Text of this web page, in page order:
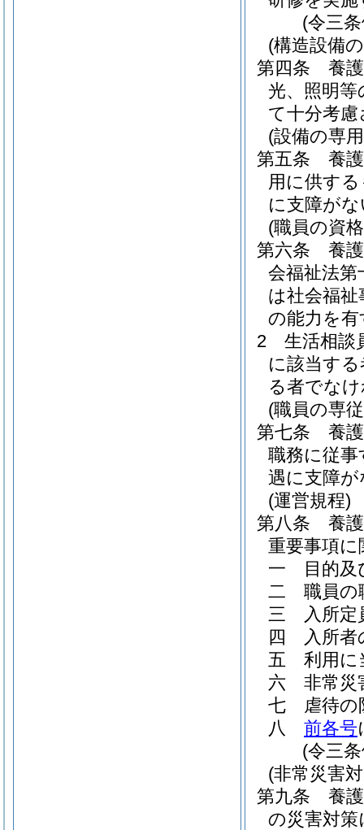
(令三
(構造設備
第四条
養
光、照明
て十分考
(設備の専
第五条
養
用に供す
に支障が
(職員の資
第六条
養
会福祉法
は社会福
の能力を
2
生活相談
に該当す
る者でな
(職員の専
第七条
養
職務に従
遇に支障
(運営規程)
第八条
養
重要事項
一
目的
二
職員の
三
入所定
四
入所
五
利用に
六
非常災
七
虐待
八
前各号
(令三
(非常災害
第九条
養
の災害対